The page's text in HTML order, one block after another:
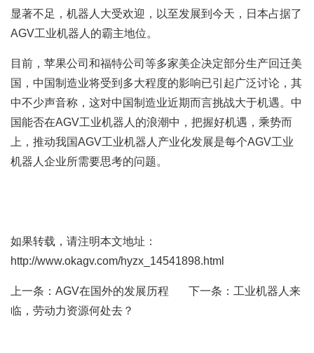
显著不足，机器人大受欢迎，以至发展到今天，日本占据了
AGV工业机器人的霸主地位。
目前，苹果公司和福特公司等多家美企决定部分生产回迁美
国，中国制造业将受到多大程度的影响已引起广泛讨论，其
中不少声音称，这对中国制造业近期而言挑战大于机遇。中
国能否在AGV工业机器人的浪潮中，把握好机遇，乘势而
上，推动我国AGV工业机器人产业化发展是每个AGV工业
机器人企业所需要思考的问题。
如果转载，请注明本文地址：
http://www.okagv.com/hyzx_14541898.html
上一条： AGV在国外的发展历程 下一条： 工业机器人来
临，劳动力资源何处去？